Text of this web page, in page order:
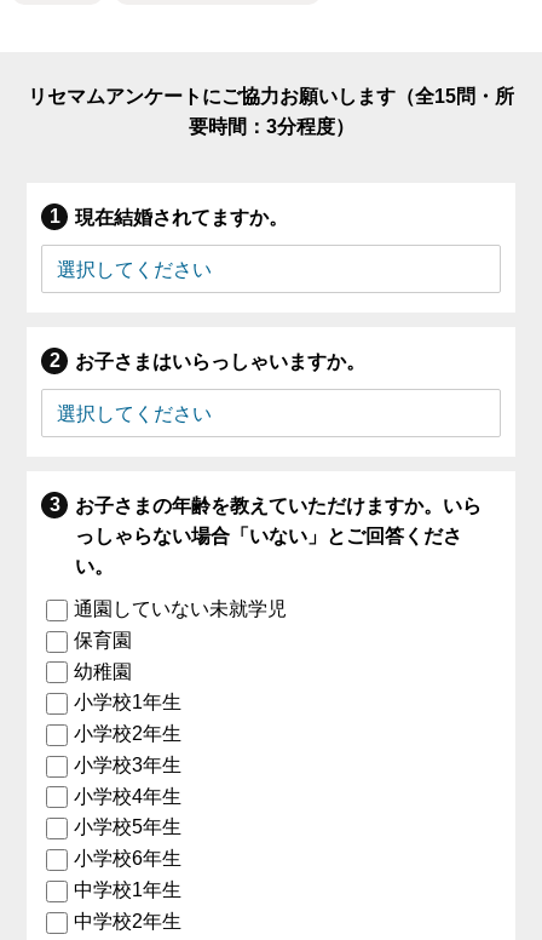
リセマムアンケートにご協力お願いします（全15問・所
要時間：3分程度）
現在結婚されてますか。
お子さまはいらっしゃいますか。
お子さまの年齢を教えていただけますか。いら
っしゃらない場合「いない」とご回答くださ
い。
通園していない未就学児
保育園
幼稚園
小学校1年生
小学校2年生
小学校3年生
小学校4年生
小学校5年生
小学校6年生
中学校1年生
中学校2年生